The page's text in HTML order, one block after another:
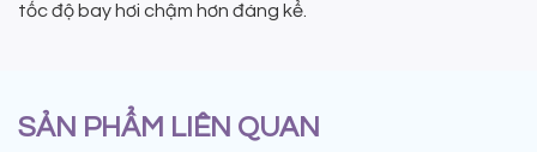
tốc độ bay hơi chậm hơn đáng kể.
SẢN PHẨM LIÊN QUAN